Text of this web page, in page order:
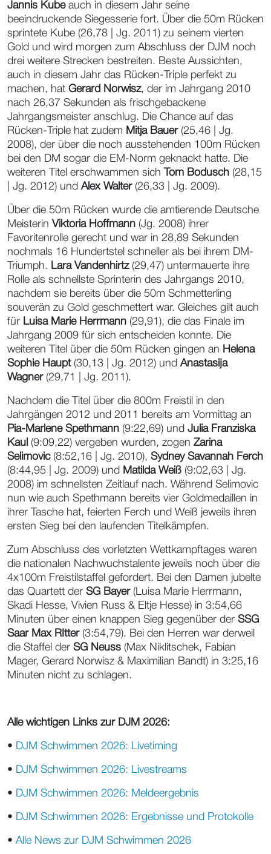
Jannis Kubeauch in diesem Jahr seine
beeindruckende Siegesserie fort. Über die 50m Rücken
sprintete Kube (26,78 | Jg. 2011) zu seinem vierten
Gold und wird morgen zum Abschluss der DJM noch
drei weitere Strecken bestreiten. Beste Aussichten,
auch in diesem Jahr das Rücken-Triple perfekt zu
machen, hat Gerard Norwisz, der im Jahrgang 2010
nach 26,37 Sekunden als frischgebackene
Jahrgangsmeister anschlug. Die Chance auf das
Rücken-Triple hat zudem Mitja Bauer(25,46 | Jg.
2008), der über die noch ausstehenden 100m Rücken
bei den DM sogar die EM-Norm geknackt hatte. Die
weiteren Titel erschwammen sich
Tom Bodusch (28,15
| Jg. 2012) undAlex Walter (26,33 | Jg. 2009).
Über die 50m Rücken wurde die amtierende Deutsche
Meisterin Viktoria Hoffmann (Jg. 2008) ihrer
Favoritenrolle gerecht und war in 28,89 Sekunden
nochmals 16 Hundertstel schneller als bei ihrem DM-
Triumph. Lara Vandenhirtz(29,47) untermauerte ihre
Rolle als schnellste Sprinterin des Jahrgangs 2010,
nachdem sie bereits über die 50m Schmetterling
souverän zu Gold geschmettert war. Gleiches gilt auch
für Luisa Marie Herrmann (29,91), die das Finale im
Jahrgang 2009 für sich entscheiden konnte. Die
weiteren Titel über die 50m Rücken gingen an Helena
Sophie Haupt (30,13 | Jg. 2012) undAnastasija
Wagner(29,71 | Jg. 2011).
Nachdem die Titel über die 800m Freistil in den
Jahrgängen 2012 und 2011 bereits am Vormittag an
Pia-Marlene Spethmann (9:22,69) und Julia Franziska
Kaul (9:09,22) vergeben wurden, zogen Zarina
Selimovic(8:52,16 | Jg. 2010), Sydney Savannah Ferch
(8:44,95 | Jg. 2009) und Matilda Weiß (9:02,63 | Jg.
2008) im schnellsten Zeitlauf nach. Während Selimovic
nun wie auch Spethmann bereits vier Goldmedaillen in
ihrer Tasche hat, feierten Ferch und Weiß jeweils ihren
ersten Sieg bei den laufenden Titelkämpfen.
Zum Abschluss des vorletzten Wettkampftages waren
die nationalen Nachwuchstalente jeweils noch über die
4x100m Freistilstaffel gefordert. Bei den Damen jubelte
das Quartett der SG Bayer (Luisa Marie Herrmann,
Skadi Hesse, Vivien Russ & Eltje Hesse) in 3:54,66
Minuten über einen knappen Sieg gegenüber der SSG
Saar Max RItter(3:54,79). Bei den Herren war derweil
die Staffel der SG Neuss (Max Niklitschek, Fabian
Mager, Gerard Norwisz & Maximilian Bandt) in 3:25,16
Minuten nicht zu schlagen.
Alle wichtigen Links zur DJM 2026:
• DJM Schwimmen 2026: Livetiming
• DJM Schwimmen 2026: Livestreams
• DJM Schwimmen 2026: Meldeergebnis
• DJM Schwimmen 2026: Ergebnisse und Protokolle
• Alle News zur DJM Schwimmen 2026